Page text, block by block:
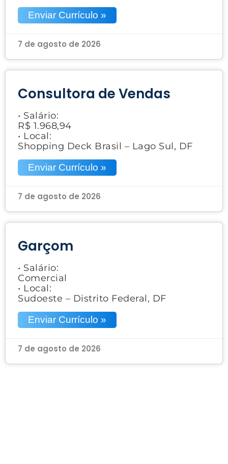
Enviar Currículo »
7 de agosto de 2026
Consultora de Vendas
• Salário:
R$ 1.968,94
• Local:
Shopping Deck Brasil – Lago Sul, DF
Enviar Currículo »
7 de agosto de 2026
Garçom
• Salário:
Comercial
• Local:
Sudoeste – Distrito Federal, DF
Enviar Currículo »
7 de agosto de 2026